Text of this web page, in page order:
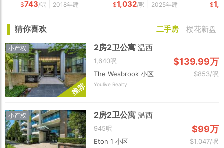
$743/呎 2018年建 $1,032/呎 2025年建 $
猜你喜欢 二手房 楼花新盘
推荐
小产权 2房2卫公寓温西
1,640呎 $139.99万
The Wesbrook 小区 $853/呎
Youlive Realty
小产权 2房2卫公寓温西
945呎 $99万
Eton 1 小区 $1,047/呎